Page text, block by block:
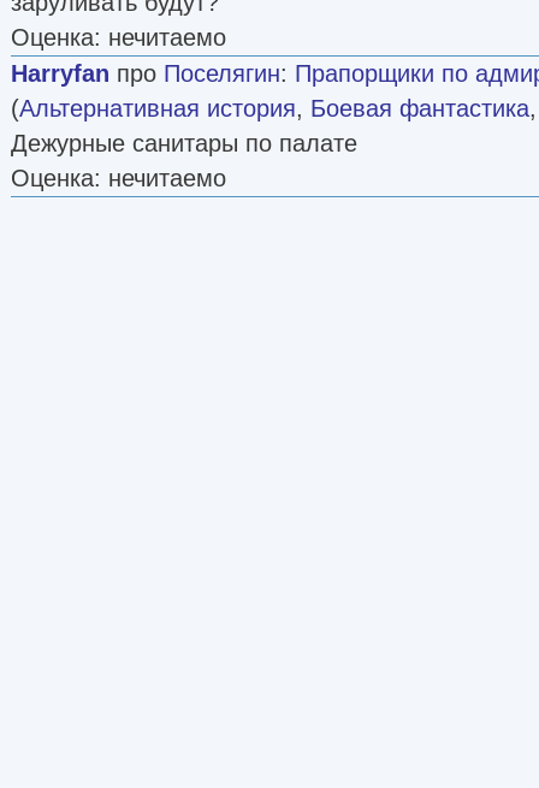
Оценка: нечитаемо
Harryfan про Поселягин: Прапорщики по
(Альтернативная история, Боевая фантастика
Дежурные санитары по палате
Оценка: нечитаемо